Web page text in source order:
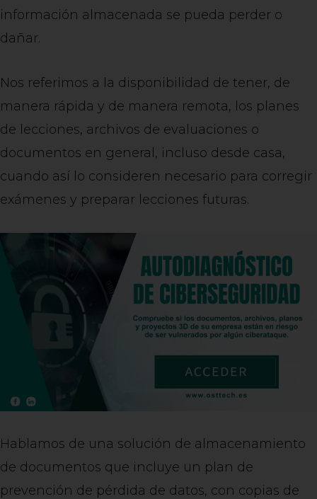
información almacenada se pueda perder o
dañar.
Nos referimos a la disponibilidad de tener, de
manera rápida y de manera remota, los planes
de lecciones, archivos de evaluaciones o
documentos en general, incluso desde casa,
cuando así lo consideren necesario para corregir
exámenes y preparar lecciones futuras.
Hablamos de una solución de almacenamiento
de documentos que incluye un plan de
prevención de pérdida de datos, con copias de